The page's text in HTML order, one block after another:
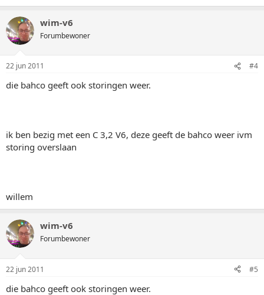
wim-v6
Forumbewoner
22 jun 2011 #4
die bahco geeft ook storingen weer.
ik ben bezig met een C 3,2 V6, deze geeft de bahco weer ivm
storing overslaan
willem
wim-v6
Forumbewoner
22 jun 2011 #5
die bahco geeft ook storingen weer.